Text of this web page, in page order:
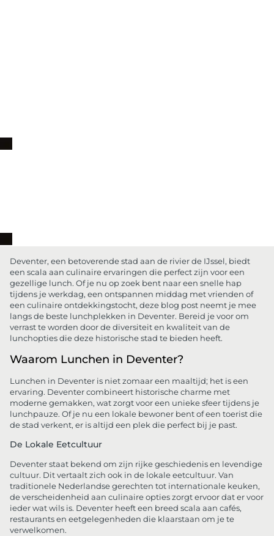
Deventer, een betoverende stad aan de rivier de IJssel, biedt
een scala aan culinaire ervaringen die perfect zijn voor een
gezellige lunch. Of je nu op zoek bent naar een snelle hap
tijdens je werkdag, een ontspannen middag met vrienden of
een culinaire ontdekkingstocht, deze blog post neemt je mee
langs de beste lunchplekken in Deventer. Bereid je voor om
verrast te worden door de diversiteit en kwaliteit van de
lunchopties die deze historische stad te bieden heeft.
Waarom Lunchen in Deventer?
Lunchen in Deventer is niet zomaar een maaltijd; het is een
ervaring. Deventer combineert historische charme met
moderne gemakken, wat zorgt voor een unieke sfeer tijdens je
lunchpauze. Of je nu een lokale bewoner bent of een toerist die
de stad verkent, er is altijd een plek die perfect bij je past.
De Lokale Eetcultuur
Deventer staat bekend om zijn rijke geschiedenis en levendige
cultuur. Dit vertaalt zich ook in de lokale eetcultuur. Van
traditionele Nederlandse gerechten tot internationale keuken,
de verscheidenheid aan culinaire opties zorgt ervoor dat er voor
ieder wat wils is. Deventer heeft een breed scala aan cafés,
restaurants en eetgelegenheden die klaarstaan om je te
verwelkomen.